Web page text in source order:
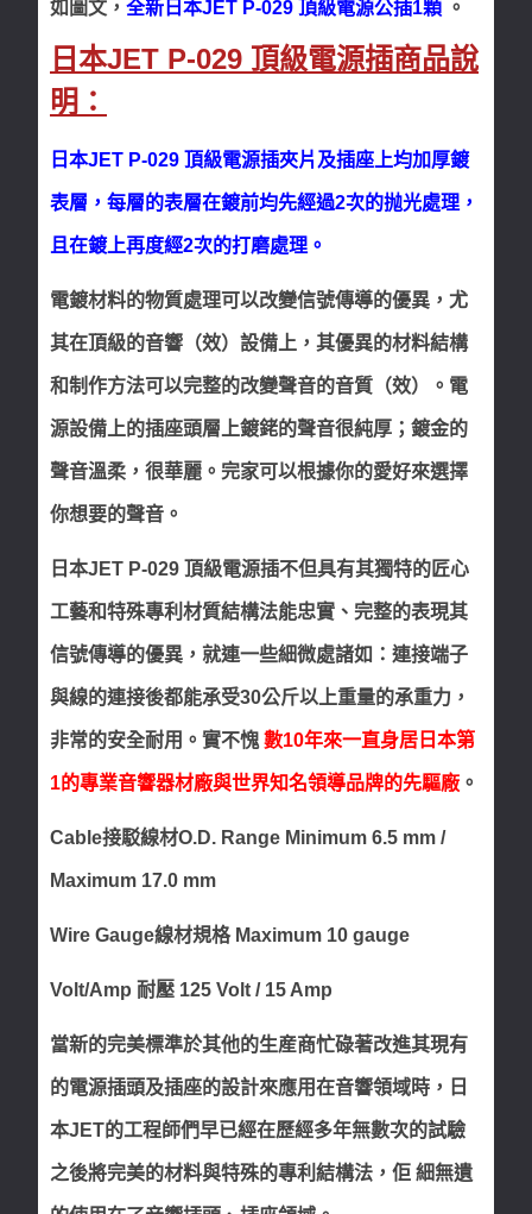
如圖文， 全新日本JET P-029 頂級電源公插1顆 。
日本JET P-029 頂級電源插商品說
明：
日本JET P-029 頂級電源插夾片及插座上均加厚鍍
表層，每層的表層在鍍前均先經過2次的抛光處理，
且在鍍上再度經2次的打磨處理。
電鍍材料的物質處理可以改變信號傳導的優異，尤
其在頂級的音響（效）設備上，其優異的材料結構
和制作方法可以完整的改變聲音的音質（效）。電
源設備上的插座頭層上鍍銠的聲音很純厚；鍍金的
聲音溫柔，很華麗。完家可以根據你的愛好來選擇
你想要的聲音。
日本JET P-029 頂級電源插不但具有其獨特的匠心
工藝和特殊專利材質結構法能忠實、完整的表現其
信號傳導的優異，就連一些細微處諸如：連接端子
與線的連接後都能承受30公斤以上重量的承重力，
非常的安全耐用。實不愧 數10年來一直身居日本第
1的專業音響器材廠與世界知名領導品牌的先驅廠 。
Cable接駁線材O.D. Range Minimum 6.5 mm /
Maximum 17.0 mm
Wire Gauge線材規格 Maximum 10 gauge
Volt/Amp 耐壓 125 Volt / 15 Amp
當新的完美標準於其他的生産商忙碌著改進其現有
的電源插頭及插座的設計來應用在音響領域時，日
本JET的工程師們早已經在歷經多年無數次的試驗
之後將完美的材料與特殊的專利結構法，佢 細無遺